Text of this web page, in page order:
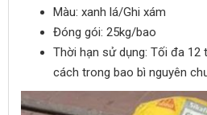
Màu: xanh lá/Ghi xám
Đóng gói: 25kg/bao
Thời hạn sử dụng: Tối đa 12
cách trong bao bì nguyên